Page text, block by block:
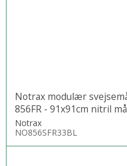
Notrax modulær
856FR - 91x91cm nitril
Notrax
NO856SFR33BL